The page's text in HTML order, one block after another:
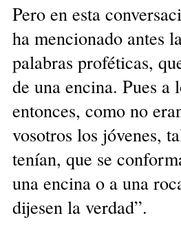
Pero en esta
ha mencionado antes
palabras proféticas,
de una encina. Pues a
entonces, como no
vosotros los jóvenes,
tenían, que se
una encina o a una
dijesen la verdad”.